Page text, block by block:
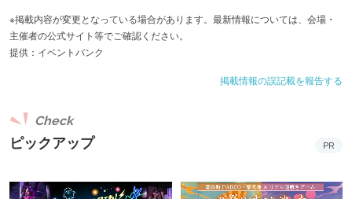
※掲載内容が変更となっている場合があります。最新情報については、会場・
主催者の公式サイト等でご確認ください。
提供：イベントバンク
掲載情報の誤記載を報告する
ピックアップ
Check
PR